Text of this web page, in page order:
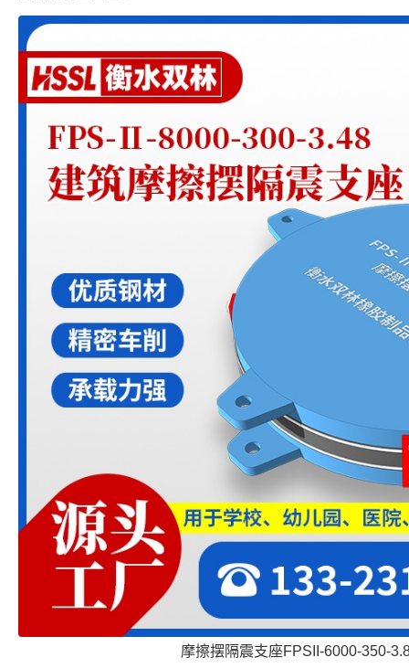
摩擦摆隔震支座FPSII-6000-350-